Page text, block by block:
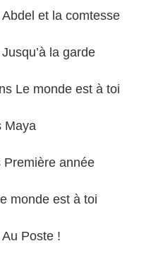
et la comtesse
la garde
Le monde est à toi
Maya
Première année
monde est à toi
Poste !